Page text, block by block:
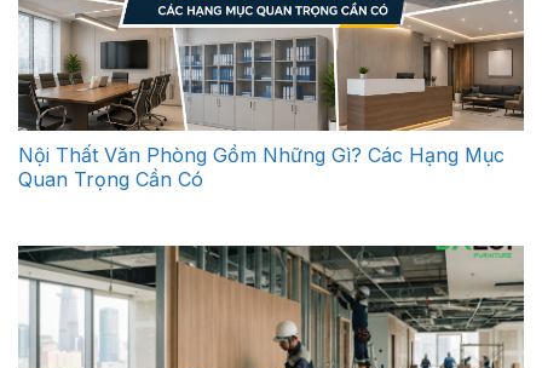
Nội Thất Văn Phòng Gồm Những Gì? Các Hạng Mục
Quan Trọng Cần Có